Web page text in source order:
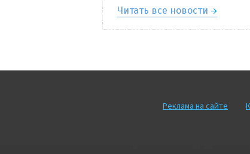
Читать все новости
Реклама на сайте